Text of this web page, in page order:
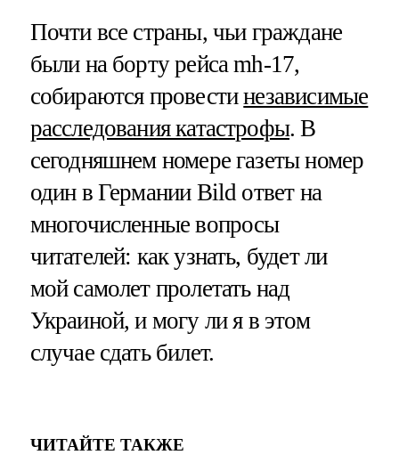
Почти все страны, чьи граждане
были на борту рейса mh-17,
собираются провестинезависимые
расследования катастрофы. В
сегодняшнем номере газеты номер
один в Германии Bild ответ на
многочисленные вопросы
читателей: как узнать, будет ли
мой самолет пролетать над
Украиной, и могу ли я в этом
случае сдать билет.
ЧИТАЙТЕ ТАКЖЕ